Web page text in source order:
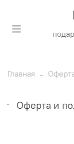
Главная
Оферта и